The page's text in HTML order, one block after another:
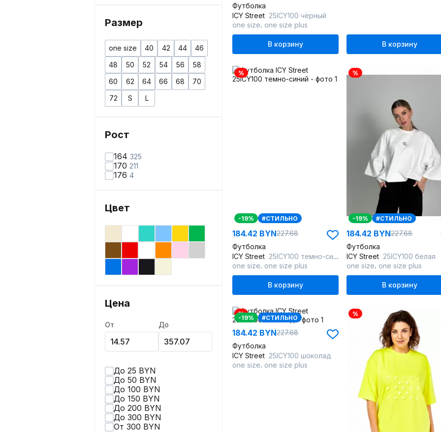
Размер
one size 40 42 44
46
48
50 52 54 56
58
60
62 64 66 68
70
72
S L
Рост
164 325
170 211
176 4
Цвет
Цена
От До
До 25 BYN
До 50 BYN
До 100 BYN
До 150 BYN
До 200 BYN
До 300 BYN
От 300 BYN
Футболка
ICY Street 25ICY100 чёрный
one size one size plus
В корзину В корзину
%
-19% #СТИЛЬНО
184.42 BYN227.68
Футболка
ICY Street 25ICY100 темно-синий
one size one size plus
В корзину
%
-19% #СТИЛЬНО
184.42 BYN227.68
Футболка
ICY Street 25ICY100 белая
one size one size plus
В корзину
%
-19% #СТИЛЬНО
184.42 BYN227.68
Футболка
ICY Street 25ICY100 шоколад
one size one size plus
%